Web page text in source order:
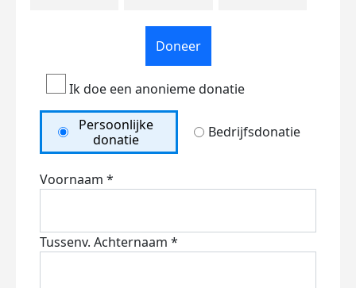
Doneer
Ik doe een anonieme donatie
Persoonlijke
donatie
Bedrijfsdonatie
Voornaam *
Tussenv. Achternaam *